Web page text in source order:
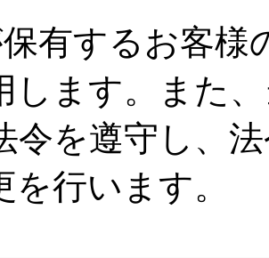
有するお客様
します。また
令を遵守し、
を行います。